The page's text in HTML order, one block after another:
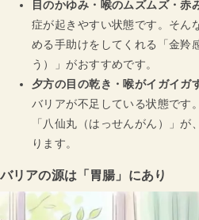
目のかゆみ・喉のムズムズ・赤
症が起きやすい状態です。そん
める手助けをしてくれる「金羚
う）」がおすすめです。
夕方の目の乾き・喉がイガイガ
バリアが不足している状態です
「八仙丸（はっせんがん）」
ります。
バリアの源は「胃腸」にあり